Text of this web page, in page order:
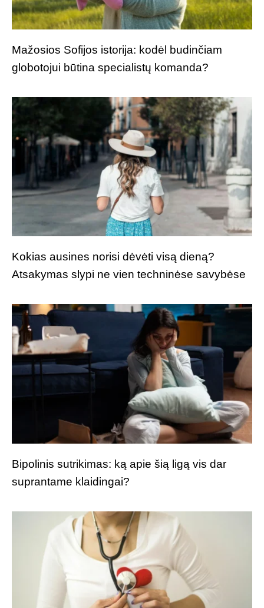
Mažosios Sofijos istorija: kodėl budinčiam
globotojui būtina specialistų komanda?
Kokias ausines norisi dėvėti visą dieną?
Atsakymas slypi ne vien techninėse savybėse
Bipolinis sutrikimas: ką apie šią ligą vis dar
suprantame klaidingai?